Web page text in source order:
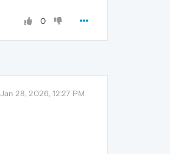
0
Jan 28, 2026, 12:27 PM